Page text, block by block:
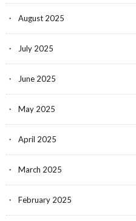
August 2025
July 2025
June 2025
May 2025
April 2025
March 2025
February 2025